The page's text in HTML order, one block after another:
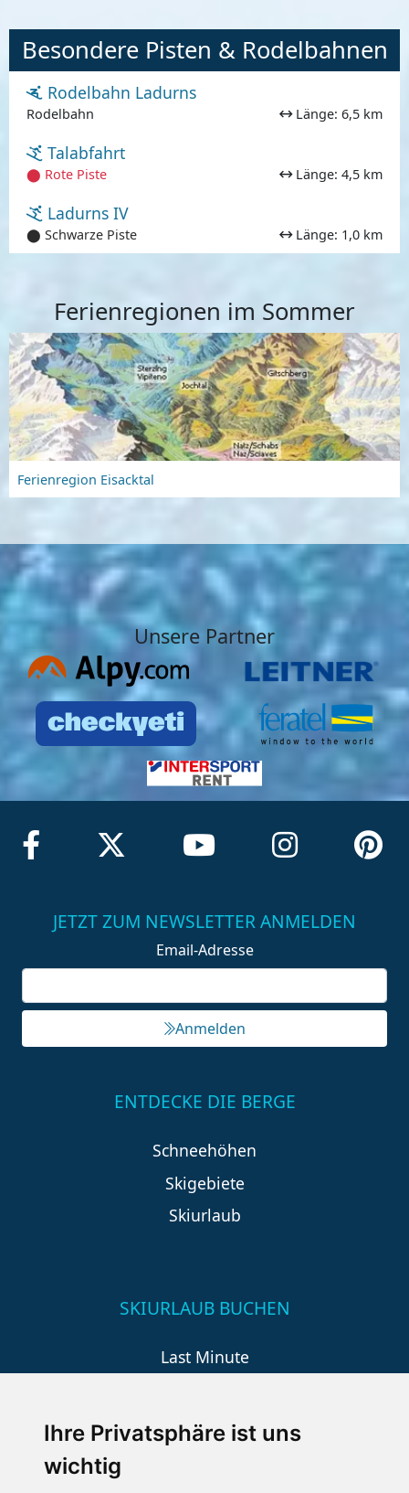
Ihre Privatsphäre ist uns
wichtig
Besondere Pisten & Rodelbahnen
Rodelbahn Ladurns
Rodelbahn Länge: 6,5 km
Talabfahrt
⬤ Rote Piste Länge: 4,5 km
Ladurns IV
⬤ Schwarze Piste Länge: 1,0 km
Ferienregionen im Sommer
Ferienregion Eisacktal
Unsere Partner
JETZT ZUM NEWSLETTER ANMELDEN
Email-Adresse
Anmelden
ENTDECKE DIE BERGE
Schneehöhen
Skigebiete
Skiurlaub
SKIURLAUB BUCHEN
Last Minute
Wellness